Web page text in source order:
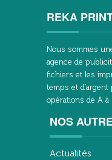
REKA
Nous sommes
agence de
fichiers et les
temps et
opérations de A
NOS
Actualités